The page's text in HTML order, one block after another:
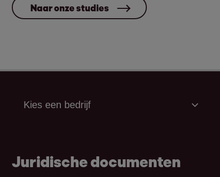
Naar onze studies
Juridische documenten